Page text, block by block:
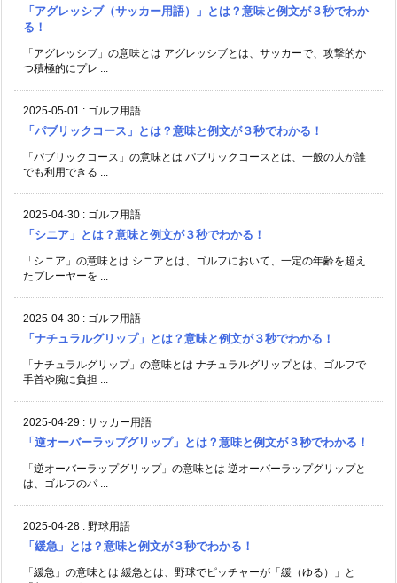
「アグレッシブ（サッカー用語）」とは？意味と例文が３秒でわか
る！
「アグレッシブ」の意味とは アグレッシブとは、サッカーで、攻撃的か
つ積極的にプレ ...
2025-05-01 : ゴルフ用語
「パブリックコース」とは？意味と例文が３秒でわかる！
「パブリックコース」の意味とは パブリックコースとは、一般の人が誰
でも利用できる ...
2025-04-30 : ゴルフ用語
「シニア」とは？意味と例文が３秒でわかる！
「シニア」の意味とは シニアとは、ゴルフにおいて、一定の年齢を超え
たプレーヤーを ...
2025-04-30 : ゴルフ用語
「ナチュラルグリップ」とは？意味と例文が３秒でわかる！
「ナチュラルグリップ」の意味とは ナチュラルグリップとは、ゴルフで
手首や腕に負担 ...
2025-04-29 : サッカー用語
「逆オーバーラップグリップ」とは？意味と例文が３秒でわかる！
「逆オーバーラップグリップ」の意味とは 逆オーバーラップグリップと
は、ゴルフのパ ...
2025-04-28 : 野球用語
「緩急」とは？意味と例文が３秒でわかる！
「緩急」の意味とは 緩急とは、野球でピッチャーが「緩（ゆる）」と